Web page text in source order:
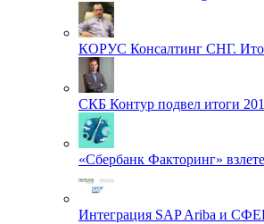
КОРУС Консалтинг СНГ.
СКБ Контур подвел итоги
«Сбербанк Факторинг»
Интеграция SAP Ariba и